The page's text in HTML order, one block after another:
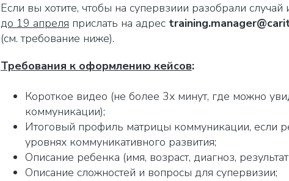
Если вы хотите, чтобы на супервзиии разобрали
до 19 апреля прислать на адрес
(см. требование ниже).
Требования к оформлению кейсов:
Короткое видео (не более 3х минут, где можно
коммуникации);
Итоговый профиль матрицы коммуникации, если
уровнях коммуникативного развития;
Описание ребенка (имя, возраст, диагноз,
Описание сложностей и вопросы для супервизии;